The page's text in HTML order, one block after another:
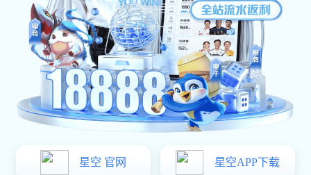
安全技术领域 节能低碳领域 智驾技术领域 智能声振领域 前瞻技术领域
前瞻技术领域